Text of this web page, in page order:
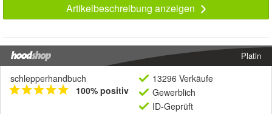
Artikelbeschreibung anzeigen
Platin
schlepperhandbuch
100% positiv
13296 Verkäufe
Gewerblich
ID-Geprüft